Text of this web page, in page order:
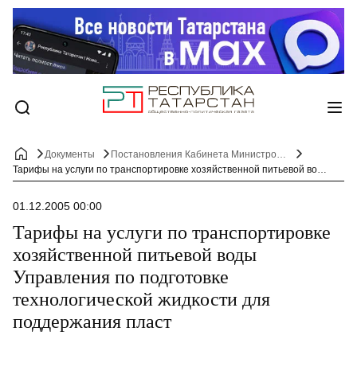
Документы
Постановления Кабинета Министров Республики Татарстан
Тарифы на услуги по транспортировке хозяйственной питьевой воды Управления по подготовке технологической жидкости для поддержания пласт
01.12.2005 00:00
Тарифы на услуги по транспортировке
хозяйственной питьевой воды
Управления по подготовке
технологической жидкости для
поддержания пласт